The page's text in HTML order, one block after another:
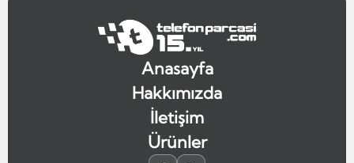
Anasayfa
Hakkımızda
İletişim
Ürünler